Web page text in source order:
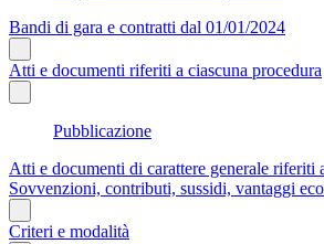
Bandi di gara e contratti dal 01/01/2024
Atti e documenti riferiti a ciascuna procedura
Pubblicazione
Atti e documenti di carattere generale riferiti
Sovvenzioni, contributi, sussidi, vantaggi
Criteri e modalità